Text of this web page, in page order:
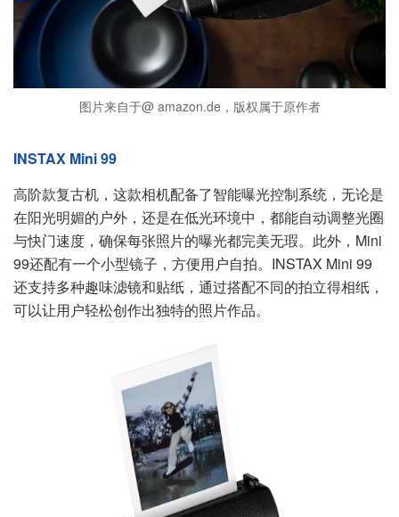
图片来自于@ amazon.de，版权属于原作者
INSTAX Mini 99
高阶款复古机，这款相机配备了智能曝光控制系统，无论是
在阳光明媚的户外，还是在低光环境中，都能自动调整光圈
与快门速度，确保每张照片的曝光都完美无瑕。此外，Mini
99还配有一个小型镜子，方便用户自拍。INSTAX Mini 99
还支持多种趣味滤镜和贴纸，通过搭配不同的拍立得相纸，
可以让用户轻松创作出独特的照片作品。